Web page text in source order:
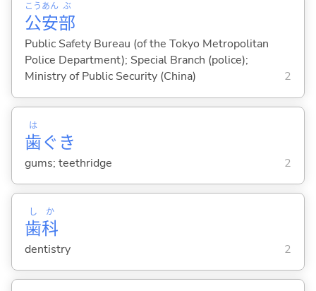
公
こう
安
あん
部
ぶ
Public Safety Bureau (of the Tokyo Metropolitan
Police Department); Special Branch (police);
Ministry of Public Security (China)
2
歯
は
ぐき
gums; teethridge 2
歯
し
科
か
dentistry 2